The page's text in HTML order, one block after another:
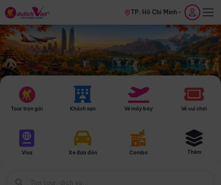
TP. Hồ Chí Minh
Tour trọn gói Khách sạn Vé máy bay Vé vui chơi
Visa Xe đưa đón Combo Thêm